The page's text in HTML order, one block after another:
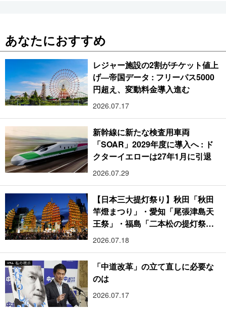
あなたにおすすめ
レジャー施設の2割がチケット値上
げ―帝国データ : フリーパス5000
円超え、変動料金導入進む
2026.07.17
新幹線に新たな検査用車両
「SOAR」2029年度に導入へ : ド
クターイエローは27年1月に引退
2026.07.29
【日本三大提灯祭り】秋田「秋田
竿燈まつり」・愛知「尾張津島天
王祭」・福島「二本松の提灯祭
り」:おびただしい灯火が夜空を照
2026.07.18
「中道改革」の立て直しに必要な
のは
2026.07.17